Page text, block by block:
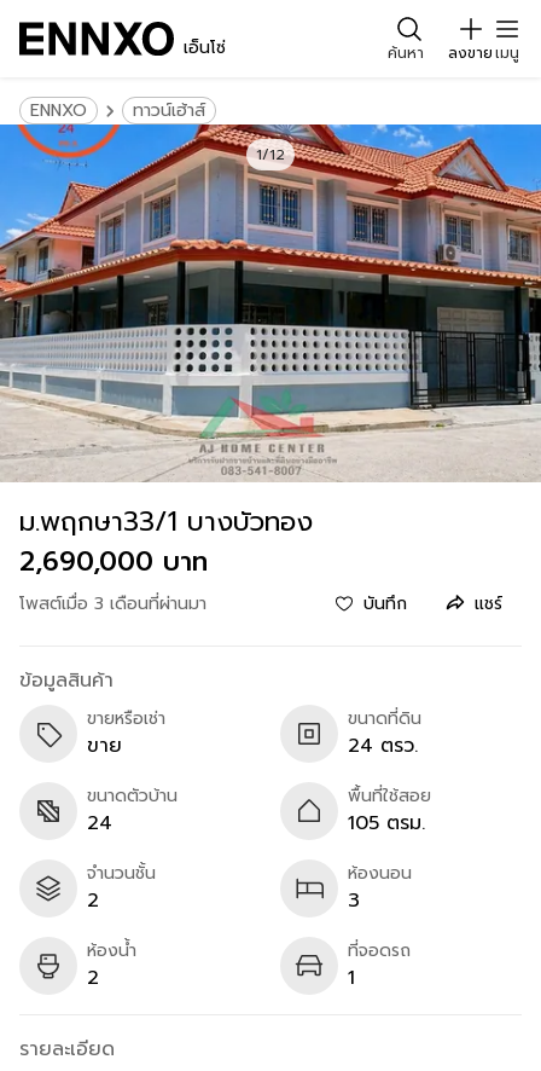
เอ็นโซ่ ค้นหา ลงขายเมนู
ENNXO ทาวน์เฮ้าส์
1/12
ม.พฤกษา33/1 บางบัวทอง
2,690,000 บาท
โพสต์เมื่อ 3 เดือนที่ผ่านมา บันทึก แชร์
ข้อมูลสินค้า
ขายหรือเช่า
ขาย
ขนาดที่ดิน
24 ตรว.
ขนาดตัวบ้าน
24
พื้นที่ใช้สอย
105 ตรม.
จำนวนชั้น
2
ห้องนอน
3
ห้องน้ำ
2
ที่จอดรถ
1
รายละเอียด